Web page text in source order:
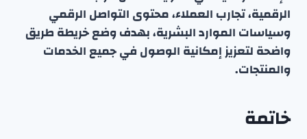
الرقمية، تجارب العملاء، محتوى التواصل الرقمي
وسياسات الموارد البشرية، بهدف وضع خريطة طريق
واضحة لتعزيز إمكانية الوصول في جميع الخدمات
والمنتجات.
خاتمة